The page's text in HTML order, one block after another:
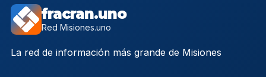
fracran.uno
Red Misiones.uno
La red de información más grande de Misiones